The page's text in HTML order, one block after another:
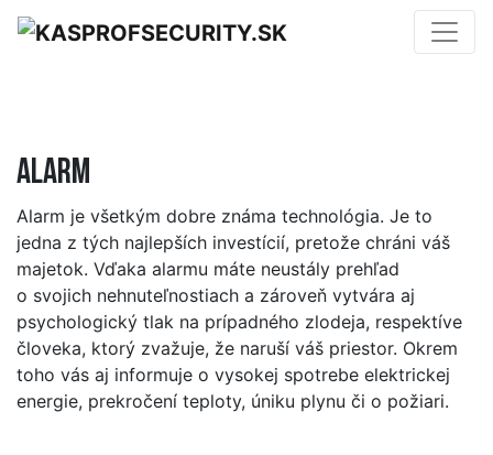
Alarm
Alarm je všetkým dobre známa technológia. Je to
jedna z tých najlepších investícií, pretože chráni váš
majetok. Vďaka alarmu máte neustály prehľad
o svojich nehnuteľnostiach a zároveň vytvára aj
psychologický tlak na prípadného zlodeja, respektíve
človeka, ktorý zvažuje, že naruší váš priestor. Okrem
toho vás aj informuje o vysokej spotrebe elektrickej
energie, prekročení teploty, úniku plynu či o požiari.